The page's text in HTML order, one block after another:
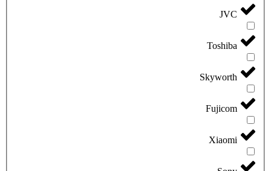
JVC
Toshiba
Skyworth
Fujicom
Xiaomi